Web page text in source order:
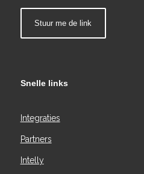
Snelle links
Integraties
Partners
Intelly